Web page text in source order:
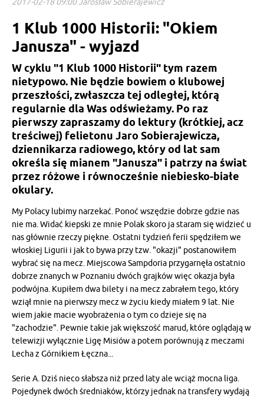
1 Klub 1000 Historii: "Okiem
Janusza" - wyjazd
W cyklu "1 Klub 1000 Historii" tym razem
nietypowo. Nie będzie bowiem o klubowej
przeszłości, zwłaszcza tej odległej, którą
regularnie dla Was odświeżamy. Po raz
pierwszy zapraszamy do lektury (krótkiej, acz
treściwej) felietonu Jaro Sobierajewicza,
dziennikarza radiowego, który od lat sam
określa się mianem "Janusza" i patrzy na świat
przez różowe i równocześnie niebiesko-białe
okulary.
My Polacy lubimy narzekać. Ponoć wszędzie dobrze gdzie nas
nie ma. Widać kiepski ze mnie Polak skoro ja staram się widzieć u
nas głównie rzeczy piękne. Ostatni tydzień ferii spędziłem we
włoskiej Ligurii i jak to bywa przy tzw. "okazji" postanowiłem
wybrać się na mecz. Miejscowa Sampdoria przygarnęła ostatnio
dobrze znanych w Poznaniu dwóch grajków więc okazja była
podwójna. Kupiłem dwa bilety i na mecz zabrałem tego, który
wziął mnie na pierwszy mecz w życiu kiedy miałem 9 lat. Nie
wiem jakie macie wyobrażenia o tym co dzieje się na
"zachodzie". Pewnie takie jak większość marud, które oglądają w
telewizji wyłącznie Ligę Misiów a potem porównują z meczami
Lecha z Górnikiem Łęczna...
Serie A. Dziś nieco słabsza niż przed laty ale wciąż mocna liga.
Pojedynek dwóch średniaków, którzy jednak na transfery wydają